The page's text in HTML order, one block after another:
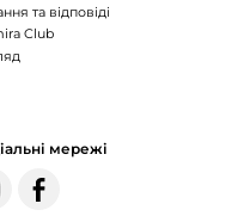
та відповіді
Club
мережі